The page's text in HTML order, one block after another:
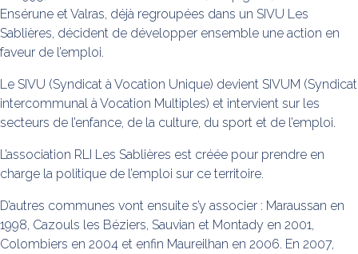
Ensérune et Valras, déjà regroupées dans un SIVU Les
Sablières, décident de développer ensemble une action en
faveur de l’emploi.
Le SIVU (Syndicat à Vocation Unique) devient SIVUM (Syndicat
intercommunal à Vocation Multiples) et intervient sur les
secteurs de l’enfance, de la culture, du sport et de l’emploi.
L’association RLI Les Sablières est créée pour prendre en
charge la politique de l’emploi sur ce territoire.
D’autres communes vont ensuite s’y associer : Maraussan en
1998, Cazouls les Béziers, Sauvian et Montady en 2001,
Colombiers en 2004 et enfin Maureilhan en 2006. En 2007,